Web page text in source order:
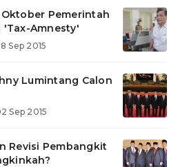
Pemerintah
'Tax-Amnesty'
Sep 2015
Lumintang Calon
Sep 2015
Revisi Pembangkit